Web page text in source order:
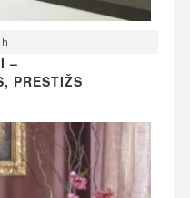
–
PRESTIŽS